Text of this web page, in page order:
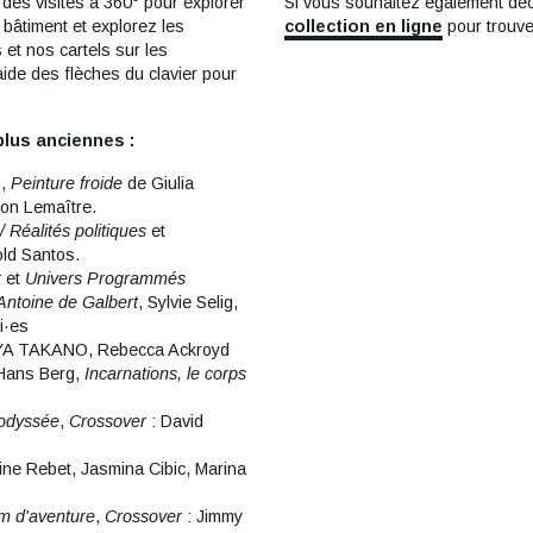
et explorez les
et nos cartels sur les
des flèches du clavier pour
anciennes :
Peinture froide de Giulia
Lemaître.
Réalités politiques et
Santos.
et Univers Programmés
de Galbert, Sylvie Selig,
TAKANO, Rebecca Ackroyd
Berg, Incarnations, le corps
, Crossover: David
Rebet, Jasmina Cibic, Marina
d'aventure, Crossover: Jimmy
collection en ligne pour